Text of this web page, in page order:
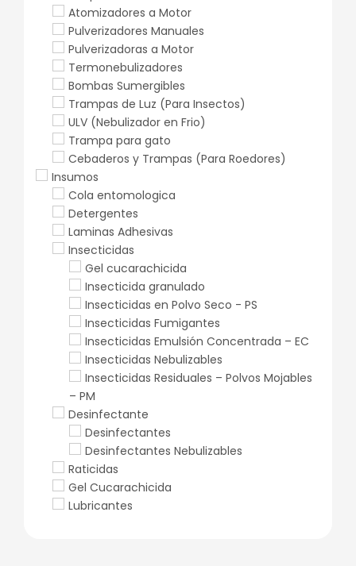
Atomizadores a Motor
Pulverizadores Manuales
Pulverizadoras a Motor
Termonebulizadores
Bombas Sumergibles
Trampas de Luz (Para Insectos)
ULV (Nebulizador en Frio)
Trampa para gato
Cebaderos y Trampas (Para Roedores)
Insumos
Cola entomologica
Detergentes
Laminas Adhesivas
Insecticidas
Gel cucarachicida
Insecticida granulado
Insecticidas en Polvo Seco - PS
Insecticidas Fumigantes
Insecticidas Emulsión Concentrada – EC
Insecticidas Nebulizables
Insecticidas Residuales – Polvos Mojables
– PM
Desinfectante
Desinfectantes
Desinfectantes Nebulizables
Raticidas
Gel Cucarachicida
Lubricantes